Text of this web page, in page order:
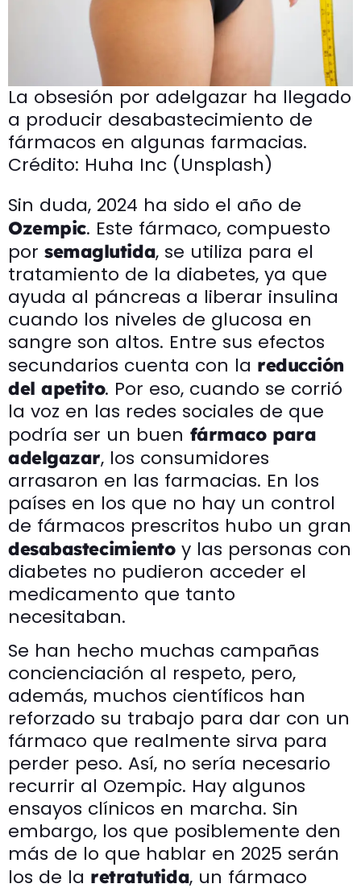
La obsesión por adelgazar ha llegado
a producir desabastecimiento de
fármacos en algunas farmacias.
Crédito: Huha Inc (Unsplash)
Sin duda, 2024 ha sido el año de
Ozempic. Este fármaco, compuesto
por semaglutida, se utiliza para el
tratamiento de la diabetes, ya que
ayuda al páncreas a liberar insulina
cuando los niveles de glucosa en
sangre son altos. Entre sus efectos
secundarios cuenta con la reducción
del apetito. Por eso, cuando se corrió
la voz en las redes sociales de que
podría ser un buen fármaco para
adelgazar, los consumidores
arrasaron en las farmacias. En los
países en los que no hay un control
de fármacos prescritos hubo un gran
desabastecimientoy las personas con
diabetes no pudieron acceder el
medicamento que tanto
necesitaban.
Se han hecho muchas campañas
concienciación al respeto, pero,
además, muchos científicos han
reforzado su trabajo para dar con un
fármaco que realmente sirva para
perder peso. Así, no sería necesario
recurrir al Ozempic. Hay algunos
ensayos clínicos en marcha. Sin
embargo, los que posiblemente den
más de lo que hablar en 2025 serán
los de la retratutida, un fármaco